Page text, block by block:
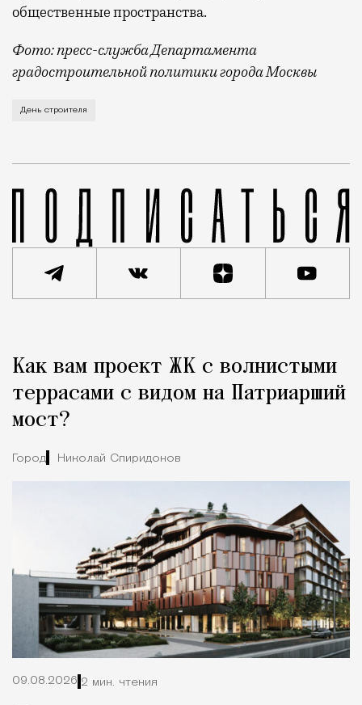
общественные пространства.
Фото: пресс-служба Департамента
градостроительной политики города Москвы
В этом году профессиональный праздник День
День строителя
Город
Как вам проект ЖК с волнистыми
террасами с видом на Патриарший
мост?
Город Николай Спиридонов
09.08.2026 2 мин. чтения